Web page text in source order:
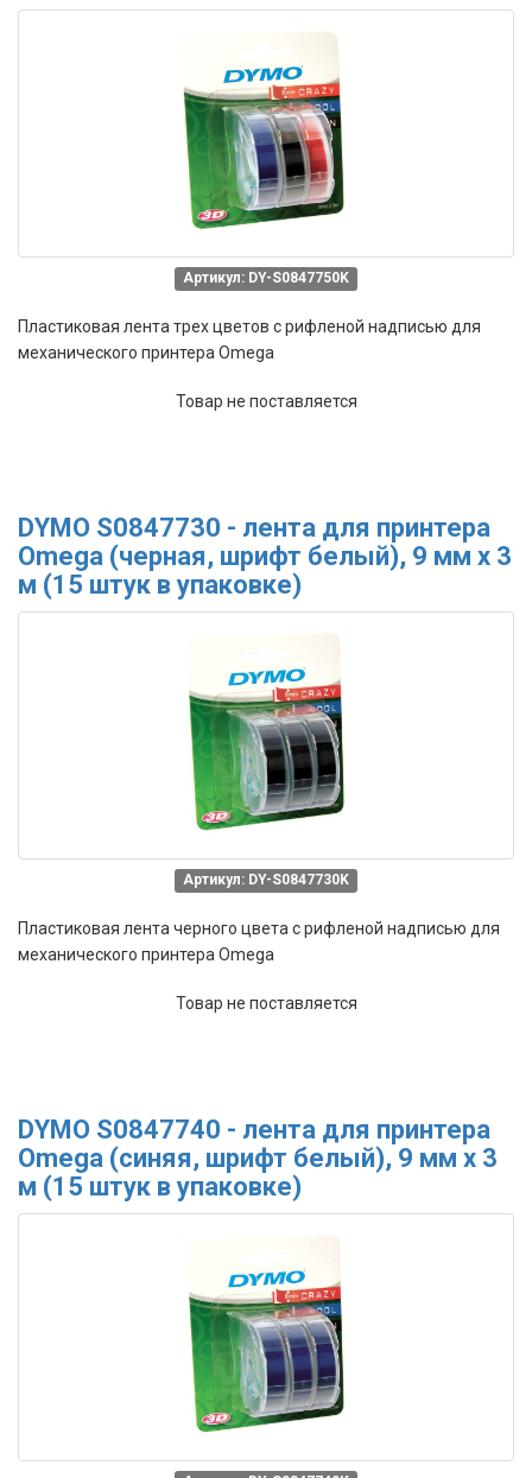
Артикул: DY-S0847750K
Пластиковая лента трех цветов с рифленой надписью для
механического принтера Omega
Товар не поставляется
DYMO S0847730 - лента для принтера
Omega (черная, шрифт белый), 9 мм х 3
м (15 штук в упаковке)
Артикул: DY-S0847730K
Пластиковая лента черного цвета с рифленой надписью для
механического принтера Omega
Товар не поставляется
DYMO S0847740 - лента для принтера
Omega (синяя, шрифт белый), 9 мм х 3
м (15 штук в упаковке)